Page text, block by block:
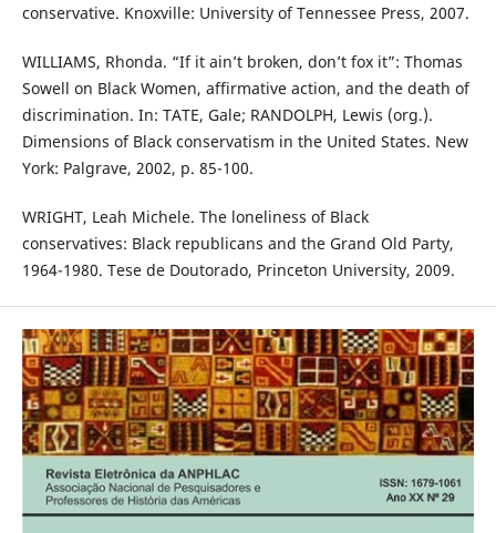
conservative. Knoxville: University of Tennessee Press, 2007.
WILLIAMS, Rhonda. “If it ain’t broken, don’t fox it”: Thomas
Sowell on Black Women, affirmative action, and the death of
discrimination. In: TATE, Gale; RANDOLPH, Lewis (org.).
Dimensions of Black conservatism in the United States. New
York: Palgrave, 2002, p. 85-100.
WRIGHT, Leah Michele. The loneliness of Black
conservatives: Black republicans and the Grand Old Party,
1964-1980. Tese de Doutorado, Princeton University, 2009.